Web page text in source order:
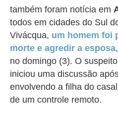
também foram notícia em
todos em cidades do Sul
Vivácqua, um homem foi
morte e agredir a esposa
no domingo (3). O
iniciou uma discussão
envolvendo a filha do
de um controle remoto.